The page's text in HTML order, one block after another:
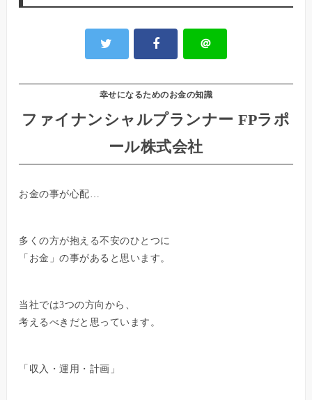
＠
幸せになるためのお金の知識
ファイナンシャルプランナー FPラポ
ール株式会社
お金の事が心配…
多くの方が抱える不安のひとつに
「お金」の事があると思います。
当社では3つの方向から、
考えるべきだと思っています。
「収入・運用・計画」